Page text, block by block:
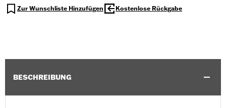
Zur Wunschliste Hinzufügen Kostenlose Rückgabe
BESCHREIBUNG